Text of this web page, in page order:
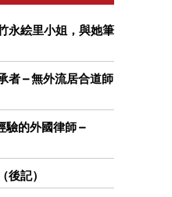
永絵里小姐，與她筆
者 – 無外流居合道師
驗的外國律師 –
後記）